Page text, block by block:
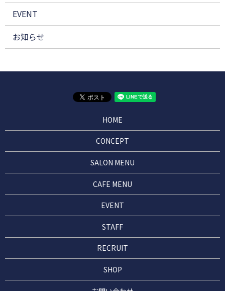
EVENT
お知らせ
HOME
CONCEPT
SALON MENU
CAFE MENU
EVENT
STAFF
RECRUIT
SHOP